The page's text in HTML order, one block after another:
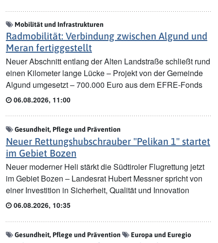
Mobilität und Infrastrukturen
Radmobilität: Verbindung zwischen Algund und
Meran fertiggestellt
Neuer Abschnitt entlang der Alten Landstraße schließt rund
einen Kilometer lange Lücke – Projekt von der Gemeinde
Algund umgesetzt – 700.000 Euro aus dem EFRE-Fonds
06.08.2026, 11:00
Gesundheit, Pflege und Prävention
Neuer Rettungshubschrauber "Pelikan 1" startet
im Gebiet Bozen
Neuer moderner Heli stärkt die Südtiroler Flugrettung jetzt
im Gebiet Bozen – Landesrat Hubert Messner spricht von
einer Investition in Sicherheit, Qualität und Innovation
06.08.2026, 10:35
Gesundheit, Pflege und Prävention Europa und Euregio